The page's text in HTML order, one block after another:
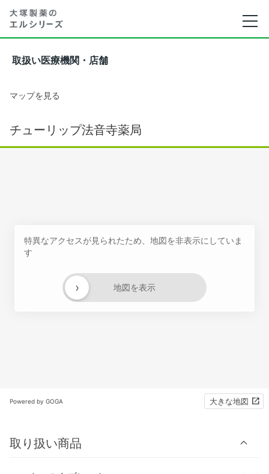
取扱い医療機関・店舗
マップを見る
チューリップ法音寺薬局
特異なアクセスが見られたため、地図を非表示にしていま
す
地図を表示
›
Powered by GOGA 大きな地図
取り扱い商品